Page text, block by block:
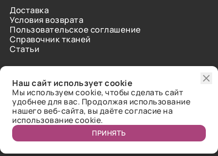
Доставка
Условия возврата
Пользовательское соглашение
Справочник тканей
Статьи
О нас
Контакты
Отзывы
Наш сайт использует cookie
Мы используем cookie, чтобы сделать сайт
удобнее для вас. Продолжая использование
нашего веб-сайта, вы даёте согласие на
использование cookie.
ПРИНЯТЬ